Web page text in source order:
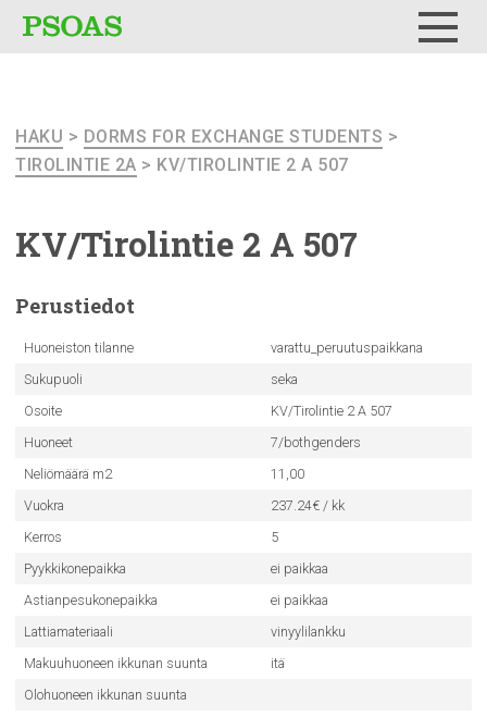
HAKU > DORMS FOR EXCHANGE STUDENTS >
TIROLINTIE 2A > KV/TIROLINTIE 2 A 507
KV/Tirolintie 2 A 507
Perustiedot
Huoneiston tilanne
varattu_peruutuspaikkana
Sukupuoli
seka
Osoite
KV/Tirolintie 2 A 507
Huoneet
7/bothgenders
Neliömäärä m2
11,00
Vuokra
237.24€ / kk
Kerros
5
Pyykkikonepaikka
ei paikkaa
Astianpesukonepaikka
ei paikkaa
Lattiamateriaali
vinyylilankku
Makuuhuoneen ikkunan suunta
itä
Olohuoneen ikkunan suunta